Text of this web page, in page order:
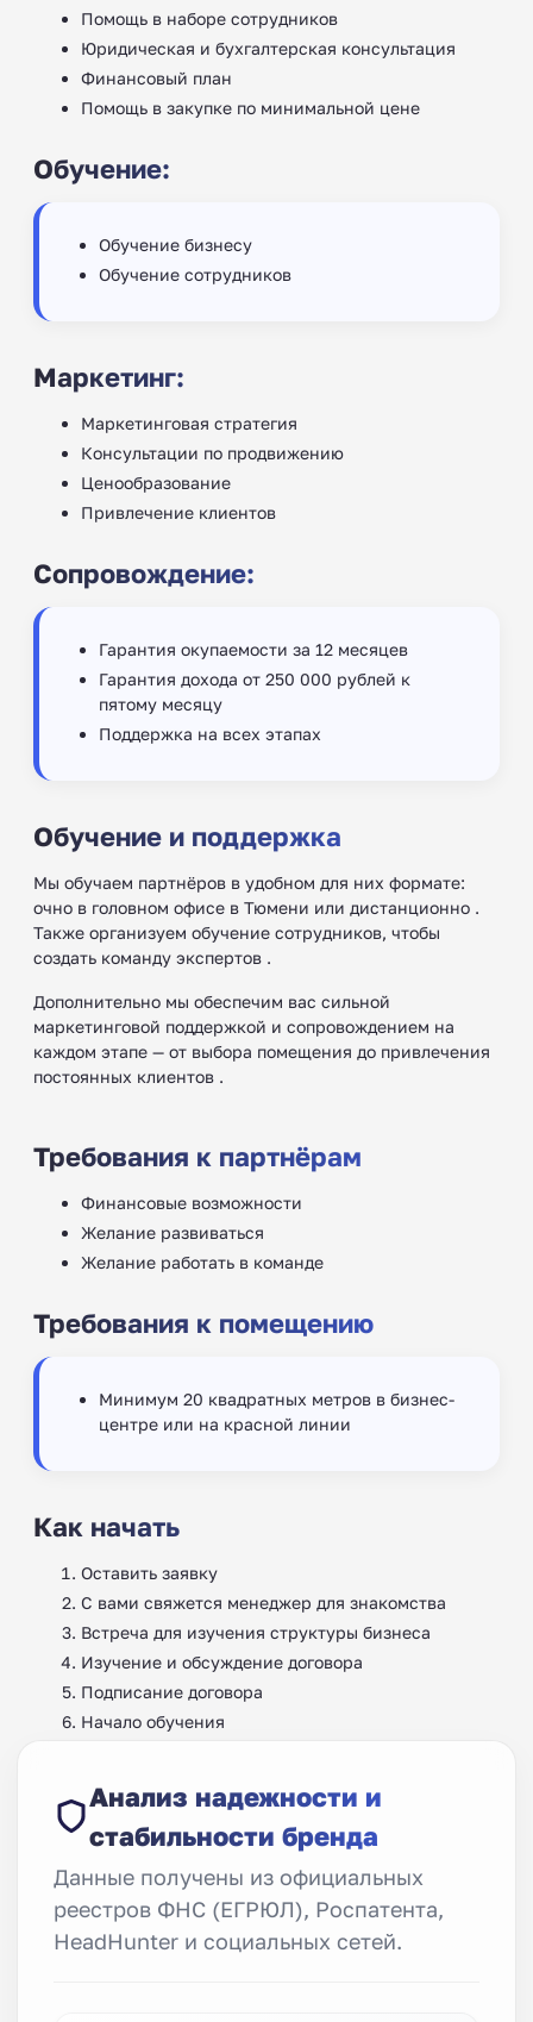
Помощь в наборе сотрудников ‍‍
Юридическая и бухгалтерская консультация
Финансовый план
Помощь в закупке по минимальной цене
Обучение:
Обучение бизнесу
Обучение сотрудников
Маркетинг:
Маркетинговая стратегия
Консультации по продвижению
Ценообразование
Привлечение клиентов
Сопровождение:
Гарантия окупаемости за 12 месяцев
Гарантия дохода от 250 000 рублей к
пятому месяцу
Поддержка на всех этапах
Обучение и поддержка
Мы обучаем партнёров в удобном для них формате:
очно в головном офисе в Тюмени или дистанционно .
Также организуем обучение сотрудников, чтобы
создать команду экспертов .
Дополнительно мы обеспечим вас сильной
маркетинговой поддержкой и сопровождением на
каждом этапе — от выбора помещения до привлечения
постоянных клиентов .
Требования к партнёрам
Финансовые возможности
Желание развиваться
Желание работать в команде
Требования к помещению
Минимум 20 квадратных метров в бизнес-
центре или на красной линии
Как начать
Оставить заявку
С вами свяжется менеджер для знакомства
Встреча для изучения структуры бизнеса
Изучение и обсуждение договора
Подписание договора
Начало обучения ‍
Анализ надежности и
стабильности бренда
Данные получены из официальных
реестров ФНС (ЕГРЮЛ), Роспатента,
HeadHunter и социальных сетей.